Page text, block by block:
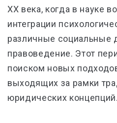
XX века, когда в науке
интеграции
различные социальные
правоведение. Этот
поиском новых
выходящих за рамки
юридических концепций.